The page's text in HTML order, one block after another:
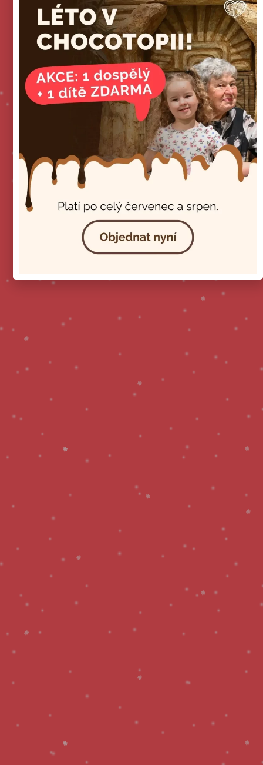
🎁 Kupte dárkový poukaz
📄 Stáhnout PDF dárkový poukaz k tisku
Jak vyplnit vytištěný dárkový poukaz
Čokoládovna
CHOCOTOPIA
4.8
Na základě 470 recenzí
powered byG oogle